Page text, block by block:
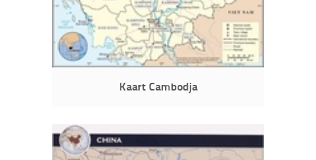
Kaart Cambodja